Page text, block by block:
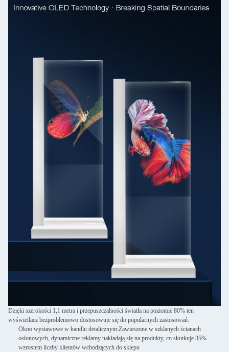
Dzięki szerokości 1,1 metra i przepuszczalności światła na poziomie 80% ten
wyświetlacz bezproblemowo dostosowuje się do popularnych zastosowań:
Okno wystawowe w handlu detalicznym:Zawieszone w szklanych ścianach
osłonowych, dynamiczne reklamy nakładają się na produkty, co skutkuje 35%
wzrostem liczby klientów wchodzących do sklepu